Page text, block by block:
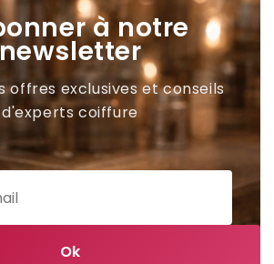
à notre
offres exclusives et conseils
d'experts coiffure